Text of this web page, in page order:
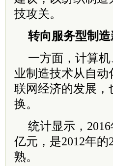
技攻关。
转向服务型制
一方面，计算
业制造技术从自
联网经济的发展，
换。
统计显示，
亿元，是2012年
熟。